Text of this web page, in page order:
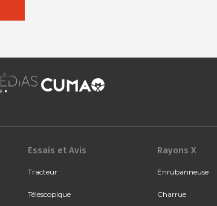
Essais et Avis
Tracteur
Télescopique
Rayons X
Enrubanneuse
Charrue